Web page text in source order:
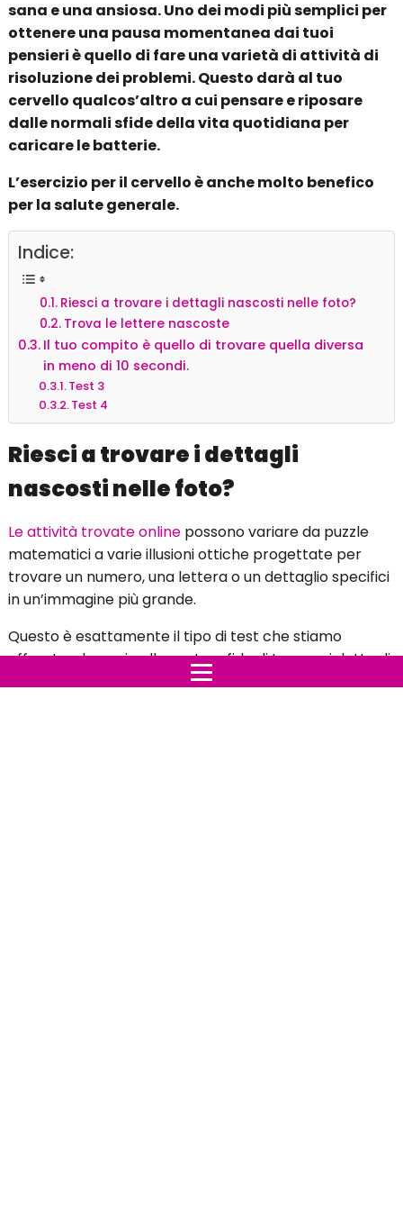
sana e una ansiosa. Uno dei modi più semplici per
ottenere una pausa momentanea dai tuoi
pensieri è quello di fare una varietà di attività di
risoluzione dei problemi. Questo darà al tuo
cervello qualcos’altro a cui pensare e riposare
dalle normali sfide della vita quotidiana per
caricare le batterie.
L’esercizio per il cervello è anche molto benefico
per la salute generale.
Indice:
Riesci a trovare i dettagli nascosti nelle foto?
Trova le lettere nascoste
Il tuo compito è quello di trovare quella diversa
in meno di 10 secondi.
Test 3
Test 4
Riesci a trovare i dettagli
nascosti nelle foto?
Le attività trovate onlinepossono variare da puzzle
matematici a varie illusioni ottiche progettate per
trovare un numero, una lettera o un dettaglio specifici
in un’immagine più grande.
Questo è esattamente il tipo di test che stiamo
affrontando oggi nella nostra sfida di trovare i dettagli
nascosti nell’immagine – attenzione però, non è facile!